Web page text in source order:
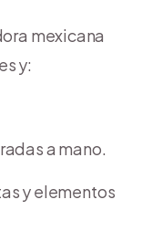
mexicana
y:
a mano.
y elementos